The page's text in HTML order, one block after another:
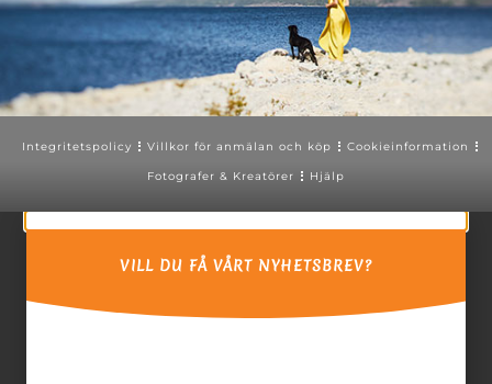
Integritetspolicy Villkor för anmälan och köp Cookieinformation
Fotografer & Kreatörer Hjälp
VILL DU FÅ VÅRT NYHETSBREV?